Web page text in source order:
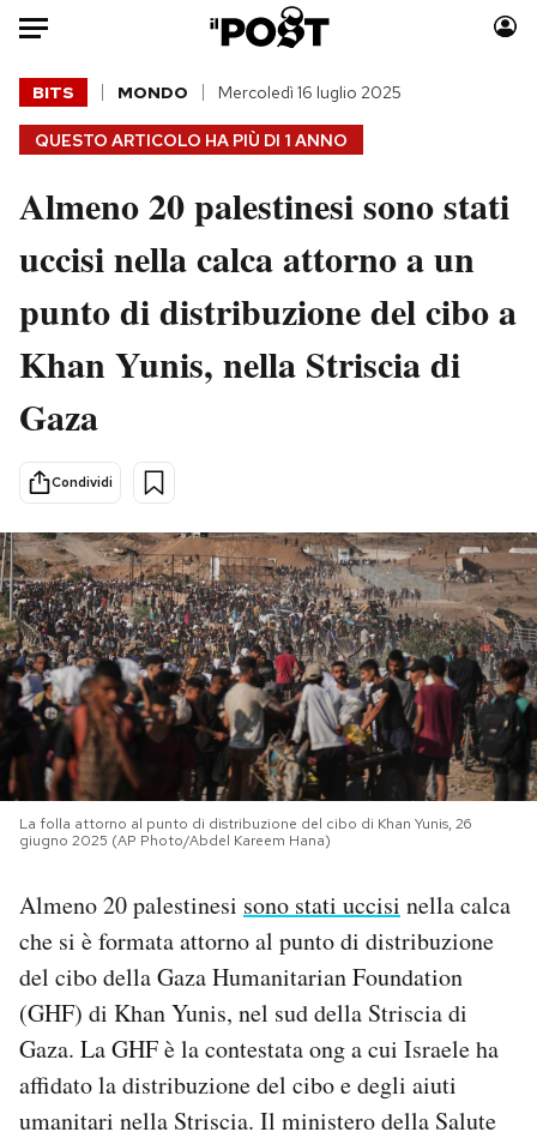
Auto
HOME
Italia
Politica
Tecnologia
Scienza
Sport
Moda
Consumismi
Storie/Idee
Media
PODCAST
NEWSLETTER
I MIEI PREFERITI
SHOP
CALENDARIO
AREA PERSONALE
Area Personale
Newsletter
Notifiche mobile
Regala il Post
QUESTO ARTICOLO HA PIÙ DI 1 ANNO
BITS MONDO Mercoledì 16 luglio 2025
Almeno 20 palestinesi sono stati
uccisi nella calca attorno a un
punto di distribuzione del cibo a
Khan Yunis, nella Striscia di
Gaza
Condividi
La folla attorno al punto di distribuzione del cibo di Khan Yunis, 26
giugno 2025 (AP Photo/Abdel Kareem Hana)
Almeno 20 palestinesi sono stati uccisi nella calca
che si è formata attorno al punto di distribuzione
del cibo della Gaza Humanitarian Foundation
(GHF) di Khan Yunis, nel sud della Striscia di
Gaza. La GHF è la contestata ong a cui Israele ha
affidato la distribuzione del cibo e degli aiuti
umanitari nella Striscia. Il ministero della Salute